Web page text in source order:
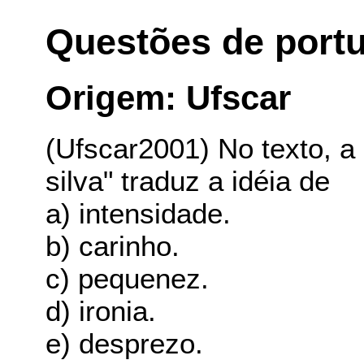
Questões de
Origem: Ufscar
(Ufscar2001) No texto,
silva" traduz a idéia de
a) intensidade.
b) carinho.
c) pequenez.
d) ironia.
e) desprezo.